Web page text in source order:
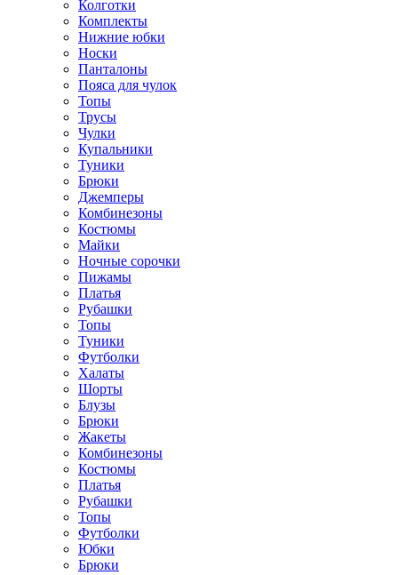
Колготки
Комплекты
Нижние юбки
Носки
Панталоны
Поясa для чулок
Топы
Трусы
Чулки
Купальники
Туники
Брюки
Джемперы
Комбинезоны
Костюмы
Майки
Ночные сорочки
Пижамы
Платья
Рубашки
Топы
Туники
Футболки
Халаты
Шорты
Блузы
Брюки
Жакеты
Комбинезоны
Костюмы
Платья
Рубашки
Топы
Футболки
Юбки
Брюки